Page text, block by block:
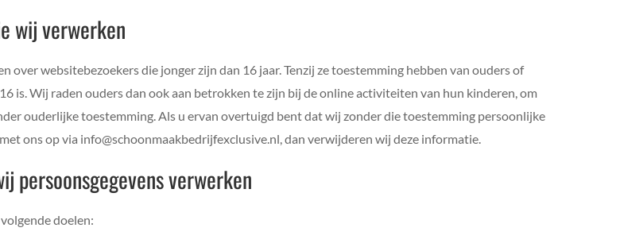
wij verwerken
websitebezoekers die jonger zijn dan 16 jaar. Tenzij ze toestemming hebben van ouders of
is. Wij raden ouders dan ook aan betrokken te zijn bij de online activiteiten van hun kinderen, om
ouderlijke toestemming. Als u ervan overtuigd bent dat wij zonder die toestemming persoonlijke
ons op via info@schoonmaakbedrijfexclusive.nl, dan verwijderen wij deze informatie.
persoonsgegevens verwerken
doelen: